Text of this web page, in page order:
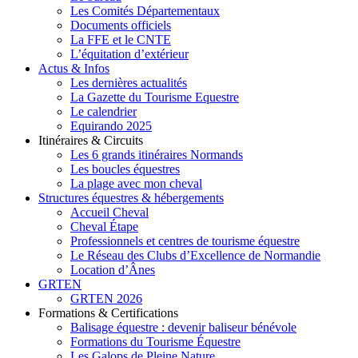
Les Comités Départementaux
Documents officiels
La FFE et le CNTE
L’équitation d’extérieur
Actus & Infos
Les dernières actualités
La Gazette du Tourisme Equestre
Le calendrier
Equirando 2025
Itinéraires & Circuits
Les 6 grands itinéraires Normands
Les boucles équestres
La plage avec mon cheval
Structures équestres & hébergements
Accueil Cheval
Cheval Étape
Professionnels et centres de tourisme équestre
Le Réseau des Clubs d’Excellence de Normandie
Location d’Ânes
GRTEN
GRTEN 2026
Formations & Certifications
Balisage équestre : devenir baliseur bénévole
Formations du Tourisme Équestre